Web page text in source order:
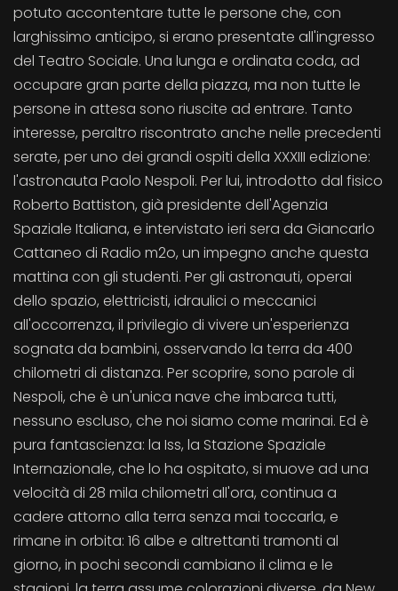
potuto accontentare tutte le persone che, con
larghissimo anticipo, si erano presentate all'ingresso
del Teatro Sociale. Una lunga e ordinata coda, ad
occupare gran parte della piazza, ma non tutte le
persone in attesa sono riuscite ad entrare. Tanto
interesse, peraltro riscontrato anche nelle precedenti
serate, per uno dei grandi ospiti della XXXIII edizione:
l'astronauta Paolo Nespoli. Per lui, introdotto dal fisico
Roberto Battiston, già presidente dell'Agenzia
Spaziale Italiana, e intervistato ieri sera da Giancarlo
Cattaneo di Radio m2o, un impegno anche questa
mattina con gli studenti. Per gli astronauti, operai
dello spazio, elettricisti, idraulici o meccanici
all'occorrenza, il privilegio di vivere un'esperienza
sognata da bambini, osservando la terra da 400
chilometri di distanza. Per scoprire, sono parole di
Nespoli, che è un'unica nave che imbarca tutti,
nessuno escluso, che noi siamo come marinai. Ed è
pura fantascienza: la Iss, la Stazione Spaziale
Internazionale, che lo ha ospitato, si muove ad una
velocità di 28 mila chilometri all'ora, continua a
cadere attorno alla terra senza mai toccarla, e
rimane in orbita: 16 albe e altrettanti tramonti al
giorno, in pochi secondi cambiano il clima e le